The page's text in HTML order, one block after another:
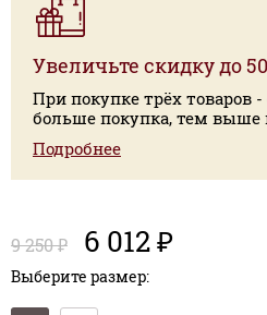
Увеличьте скидку до
При покупке трёх товаров
больше покупка, тем выше
Подробнее
9 250 ₽ 6 012 ₽
Выберите размер: